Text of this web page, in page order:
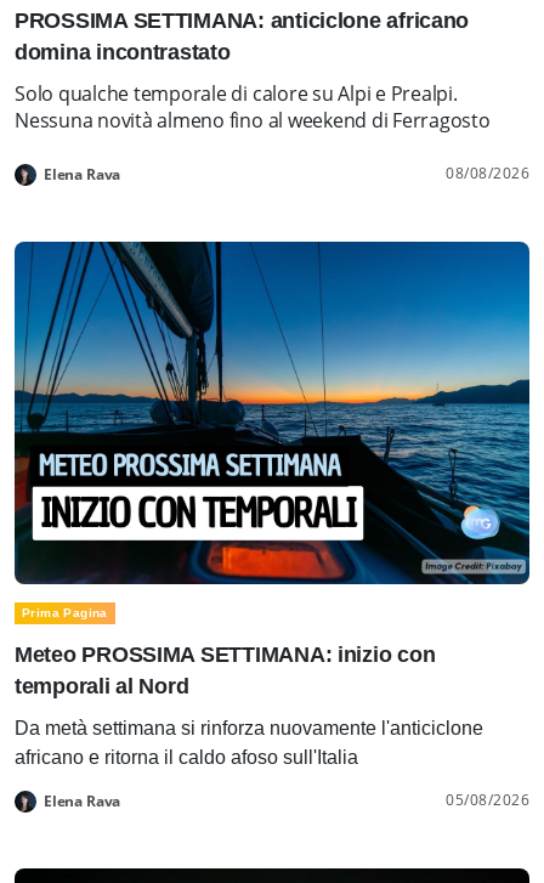
PROSSIMA SETTIMANA: anticiclone africano
domina incontrastato
Solo qualche temporale di calore su Alpi e Prealpi.
Nessuna novità almeno fino al weekend di Ferragosto
Elena Rava 08/08/2026
Prima Pagina
Meteo PROSSIMA SETTIMANA: inizio con
temporali al Nord
Da metà settimana si rinforza nuovamente l'anticiclone
africano e ritorna il caldo afoso sull'Italia
Elena Rava 05/08/2026